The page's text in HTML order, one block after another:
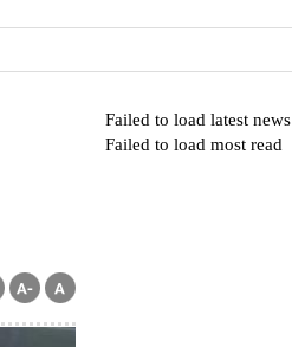
Failed to load latest news
Failed to load most read